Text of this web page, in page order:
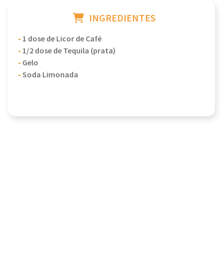
INGREDIENTES
- 1 dose de Licor de Café
- 1/2 dose de Tequila (prata)
- Gelo
-Soda Limonada